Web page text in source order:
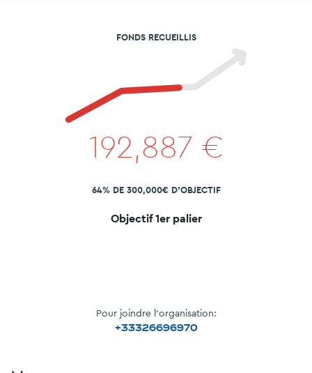
FONDS RECUEILLIS
192,887 €
64% DE 300,000€ D'OBJECTIF
Objectif 1er palier
Pour joindre l'organisation:
+33326696970